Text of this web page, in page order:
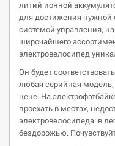
литий ионной
для достижения нужной
системой управления,
широчайшего
электровелосипед
Он будет
любая серийная
цене. На
проехать в местах,
электровелосипеда: в
бездорожью.